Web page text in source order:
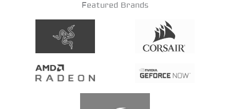
Featured Brands